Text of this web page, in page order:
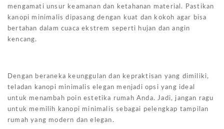
mengamati unsur keamanan dan ketahanan material. Pastikan
kanopi minimalis dipasang dengan kuat dan kokoh agar bisa
bertahan dalam cuaca ekstrem seperti hujan dan angin
kencang.
Dengan beraneka keunggulan dan kepraktisan yang dimiliki,
teladan kanopi minimalis elegan menjadi opsi yang ideal
untuk menambah poin estetika rumah Anda. Jadi, jangan ragu
untuk memilih kanopi minimalis sebagai pelengkap tampilan
rumah yang modern dan elegan.